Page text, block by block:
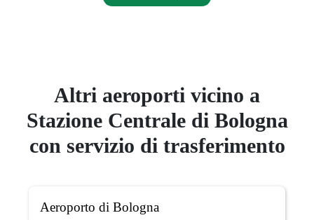
Altri aeroporti vicino a
Stazione Centrale di Bologna
con servizio di trasferimento
Aeroporto di Bologna